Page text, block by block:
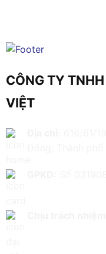
CÔNG TY
VIỆT